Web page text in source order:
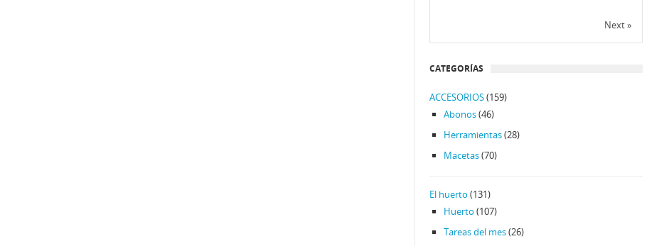
Next »
CATEGORÍAS
ACCESORIOS(159)
Abonos(46)
Herramientas(28)
Macetas(70)
El huerto (131)
Huerto (107)
Tareas del mes(26)